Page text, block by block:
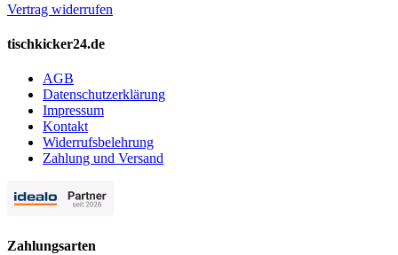
Vertrag widerrufen
tischkicker24.de
AGB
Datenschutzerklärung
Impressum
Kontakt
Widerrufsbelehrung
Zahlung und Versand
Zahlungsarten